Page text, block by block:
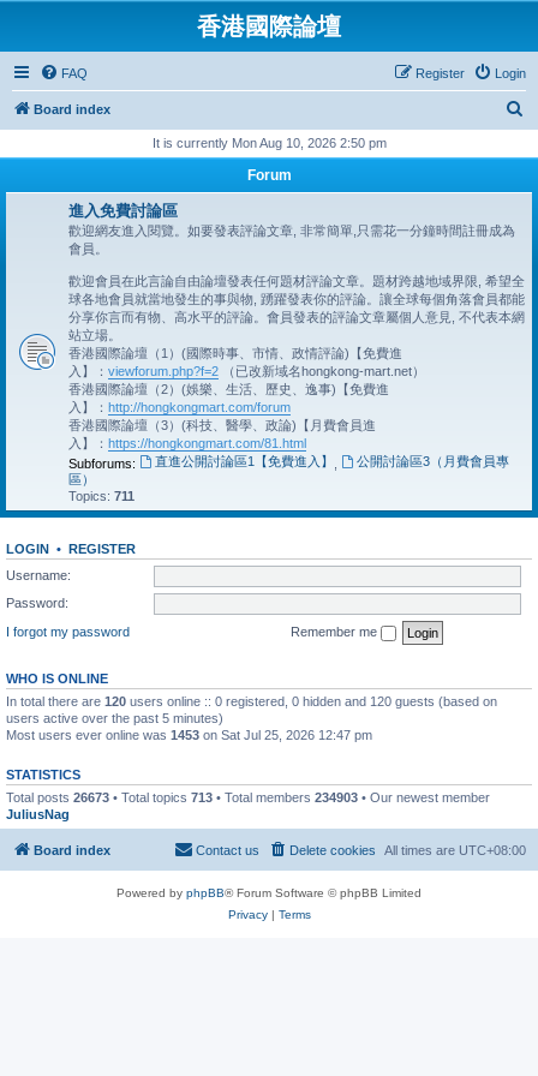
香港國際論壇
FAQ Login
Register
Board index
r
It is currently Mon Aug 10, 2026 2:50 pm
Forum
進入免費討論區
歡迎網友進入閱覽。如要發表評論文章, 非常簡單,只需花一分鐘時間註冊成為
會員。
歡迎會員在此言論自由論壇發表任何題材評論文章。題材跨越地域界限, 希望全
球各地會員就當地發生的事與物, 踴躍發表你的評論。讓全球每個角落會員都能
分享你言而有物、高水平的評論。會員發表的評論文章屬個人意見, 不代表本網
站立場。
香港國際論壇（1）(國際時事、市情、政情評論)【免費進
入】： viewforum.php?f=2 （已改新域名hongkong-mart.net）
香港國際論壇（2）(娛樂、生活、歷史、逸事)【免費進
入】： http://hongkongmart.com/forum
香港國際論壇（3）(科技、醫學、政論)【月費會員進
入】： https://hongkongmart.com/81.html
Subforums:
直進公開討論區1【免費進入】
公開討論區3（月費會員專
區）
Topics: 711
LOGIN • REGISTER
Username:
Password:
I forgot my password
Remember me
WHO IS ONLINE
In total there are 120 users online :: 0 registered, 0 hidden and 120 guests (based on
users active over the past 5 minutes)
Most users ever online was 1453 on Sat Jul 25, 2026 12:47 pm
STATISTICS
Total posts 26673 • Total topics 713 • Total members 234903 • Our newest member
JuliusNag
Board index All times are UTC+08:00
Delete cookies
Contact us
Powered by phpBB® Forum Software © phpBB Limited
Privacy| Terms